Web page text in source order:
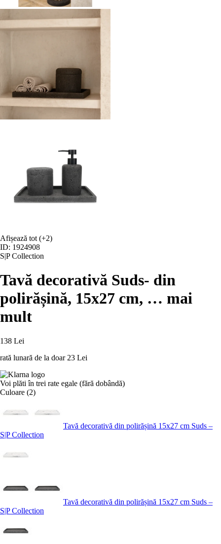
Afișează tot (+2)
ID: 1924908
S|P Collection
Tavă decorativă Suds- din
polirășină, 15x27 cm, … mai
mult
138 Lei
rată lunară de la doar 23 Lei
Voi plăti în trei rate egale (fără dobândă)
Culoare (2)
Tavă decorativă din polirășină 15x27 cm Suds –
S|P Collection
Tavă decorativă din polirășină 15x27 cm Suds –
S|P Collection